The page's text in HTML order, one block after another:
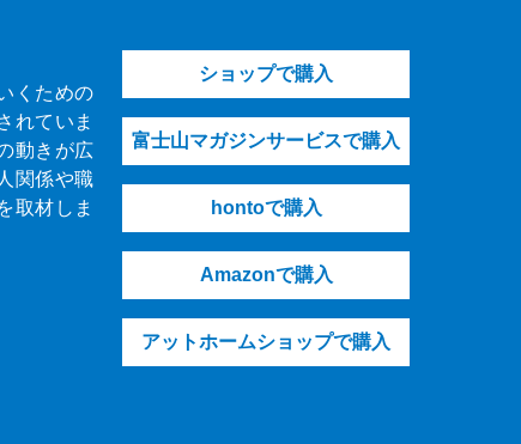
くための
れていま
動きが広
関係や職
取材しま
ショップで購入
富士山マガジンサービスで購入
hontoで購入
Amazonで購入
アットホームショップで購入